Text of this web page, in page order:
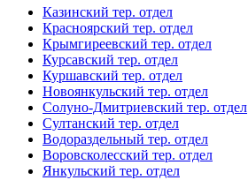
Казинский тер. отдел
Красноярский тер. отдел
Крымгиреевский тер. отдел
Курсавский тер. отдел
Куршавский тер. отдел
Новоянкульский тер. отдел
Солуно-Дмитриевский тер. отдел
Султанский тер. отдел
Водораздельный тер. отдел
Воровсколесский тер. отдел
Янкульский тер. отдел